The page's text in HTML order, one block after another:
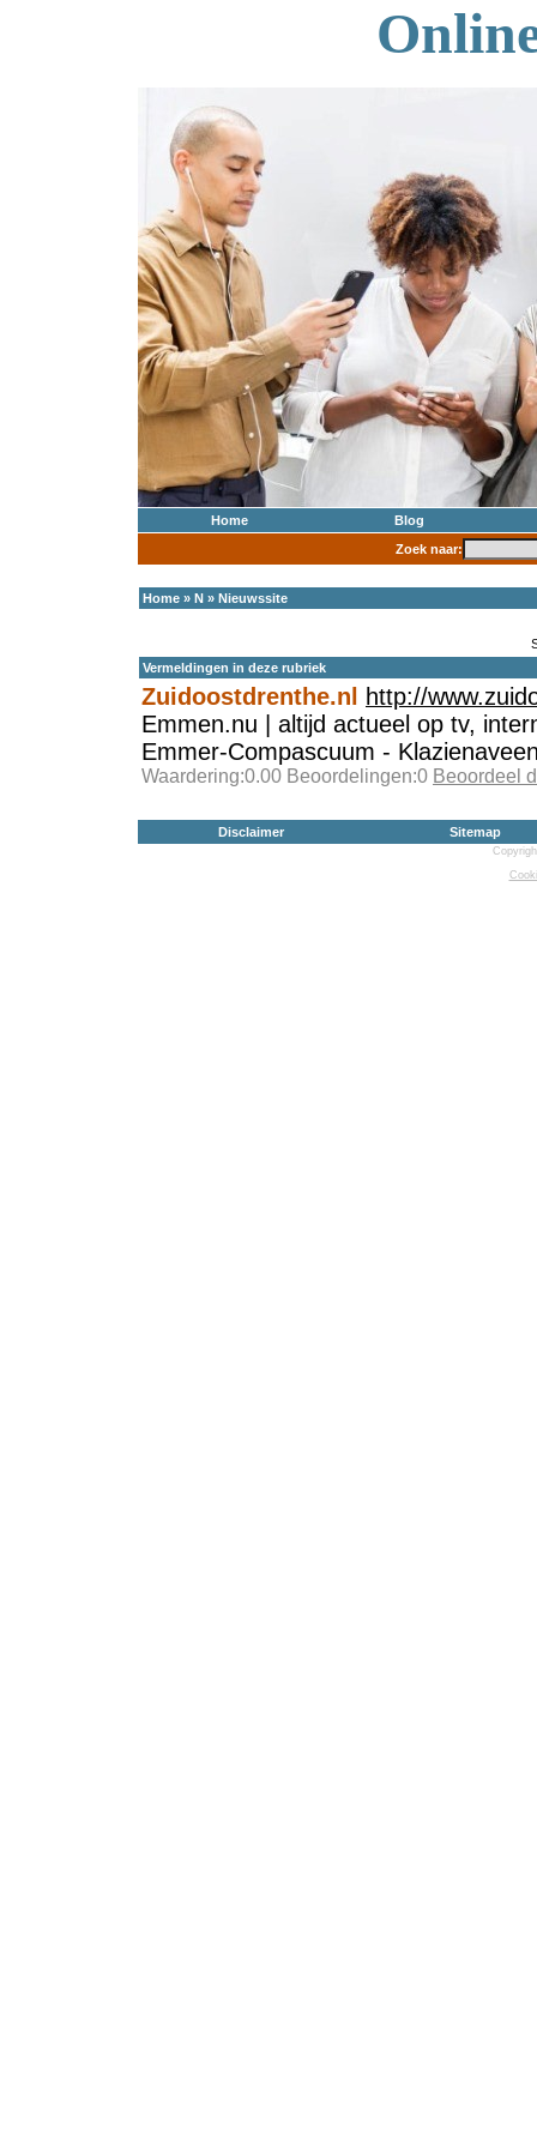
Home
Blog
Zoek naar:
Home » N » Nieuwssite
Vermeldingen in deze rubriek
Zuidoostdrenthe.nl
http://
Emmen.nu | altijd actueel op tv,
Emmer-Compascuum -
Waardering:0.00 Beoordelingen:0 Beoordeel
Disclaimer Sitemap